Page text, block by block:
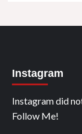
Instagram
Instagram did
Follow Me!